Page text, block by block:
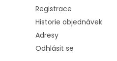
Registrace
Historie objednávek
Adresy
Odhlásit se